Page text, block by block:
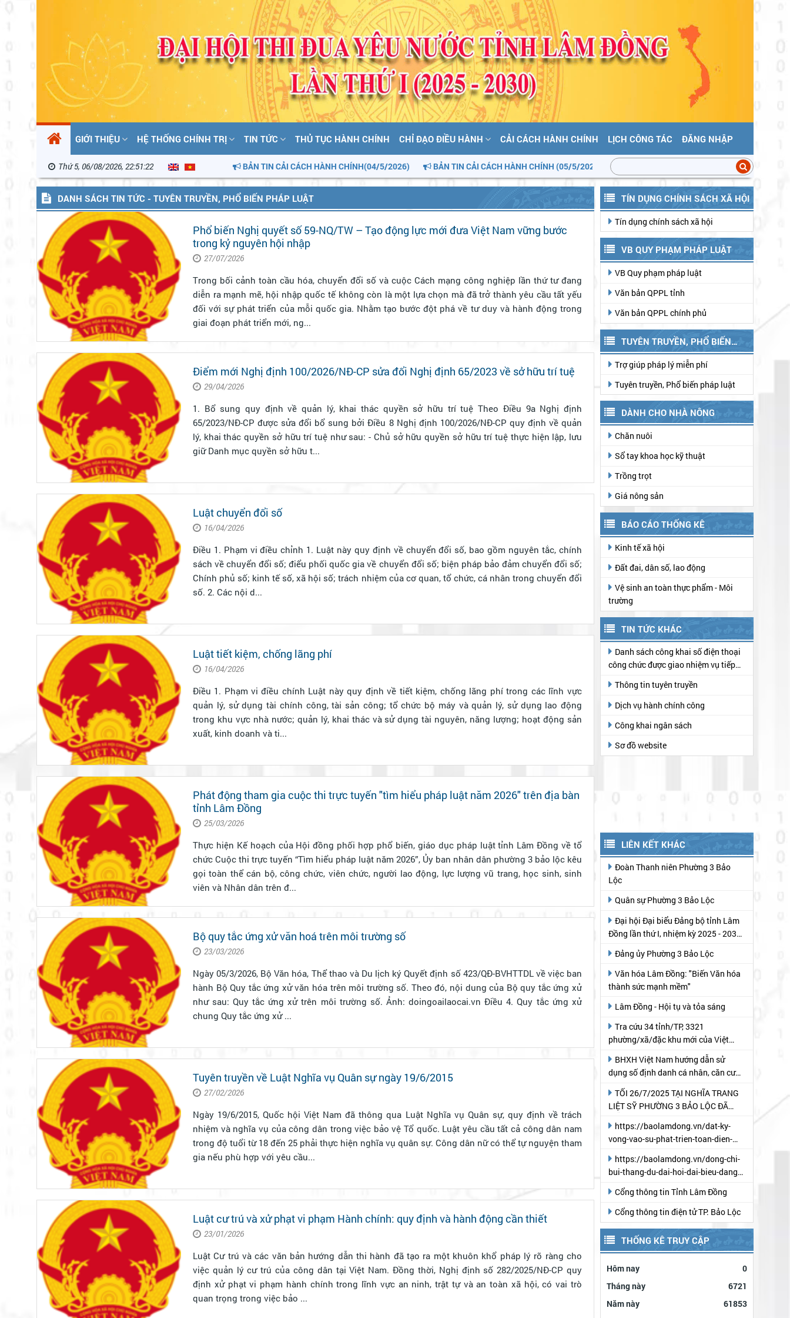
GIỚI THIỆU HỆ THỐNG CHÍNH TRỊ TIN TỨC THỦ TỤC HÀNH CHÍNH CHỈ ĐẠO ĐIỀU HÀNH CẢI CÁCH HÀNH CHÍNH LỊCH CÔNG TÁC ĐĂNG NHẬP
Thứ 5, 06/08/2026, 22:51:23 BẢN TIN CẢI CÁCH HÀNH CHÍNH(04/5/2026) BẢN TIN CẢI CÁCH HÀNH CHÍNH (05/5/2026) Lâm Đồng ban hành Quyết định phân loại đơn vị hành
DANH SÁCH TIN TỨC - TUYÊN TRUYỀN, PHỔ BIẾN PHÁP LUẬT
Phổ biến Nghị quyết số 59-NQ/TW – Tạo động lực mới đưa Việt Nam vững bước
trong kỷ nguyên hội nhập
27/07/2026
Trong bối cảnh toàn cầu hóa, chuyển đổi số và cuộc Cách mạng công nghiệp lần thứ tư đang
diễn ra mạnh mẽ, hội nhập quốc tế không còn là một lựa chọn mà đã trở thành yêu cầu tất yếu
đối với sự phát triển của mỗi quốc gia. Nhằm tạo bước đột phá về tư duy và hành động trong
giai đoạn phát triển mới, ng...
Điểm mới Nghị định 100/2026/NĐ-CP sửa đổi Nghị định 65/2023 về sở hữu trí tuệ
29/04/2026
1. Bổ sung quy định về quản lý, khai thác quyền sở hữu trí tuệ Theo Điều 9a Nghị định
65/2023/NĐ-CP được sửa đổi bổ sung bởi Điều 8 Nghị định 100/2026/NĐ-CP quy định về quản
lý, khai thác quyền sở hữu trí tuệ như sau: - Chủ sở hữu quyền sở hữu trí tuệ thực hiện lập, lưu
giữ Danh mục quyền sở hữu t...
Luật chuyển đổi số
16/04/2026
Điều 1. Phạm vi điều chỉnh 1. Luật này quy định về chuyển đổi số, bao gồm nguyên tắc, chính
sách về chuyển đổi số; điểu phối quốc gia về chuyển đổi số; biện pháp bảo đảm chuyển đổi số;
Chính phủ số; kinh tế số, xã hội số; trách nhiệm của cơ quan, tổ chức, cá nhân trong chuyển đổi
số. 2. Các nội d...
Luật tiết kiệm, chống lãng phí
16/04/2026
Điều 1. Phạm vi điều chính Luật này quy định về tiết kiệm, chống lãng phí trong các lĩnh vực
quản lý, sử dụng tài chính công, tài sản công; tổ chức bộ máy và quản lý, sử dụng lao động
trong khu vực nhà nước; quản lý, khai thác và sử dụng tài nguyên, năng lượng; hoạt động sản
xuất, kinh doanh và ti...
Phát động tham gia cuộc thi trực tuyến "tìm hiểu pháp luật năm 2026" trên địa bàn
tỉnh Lâm Đồng
25/03/2026
Thực hiện Kế hoạch của Hội đồng phối hợp phổ biến, giáo dục pháp luật tỉnh Lâm Đồng về tổ
chức Cuộc thi trực tuyến “Tìm hiểu pháp luật năm 2026”, Ủy ban nhân dân phường 3 bảo lộc kêu
gọi toàn thể cán bộ, công chức, viên chức, người lao động, lực lượng vũ trang, học sinh, sinh
viên và Nhân dân trên đ...
Bộ quy tắc ứng xử văn hoá trên môi trường số
23/03/2026
Ngày 05/3/2026, Bộ Văn hóa, Thể thao và Du lịch ký Quyết định số 423/QĐ-BVHTTDL về việc ban
hành Bộ Quy tắc ứng xử văn hóa trên môi trường số. Theo đó, nội dung của Bộ quy tắc ứng xử
như sau: Quy tắc ứng xử trên môi trường số. Ảnh: doingoailaocai.vn Điều 4. Quy tắc ứng xử
chung Quy tắc ứng xử ...
Tuyên truyền về Luật Nghĩa vụ Quân sự ngày 19/6/2015
27/02/2026
Ngày 19/6/2015, Quốc hội Việt Nam đã thông qua Luật Nghĩa vụ Quân sự, quy định về trách
nhiệm và nghĩa vụ của công dân trong việc bảo vệ Tổ quốc. Luật yêu cầu tất cả công dân nam
trong độ tuổi từ 18 đến 25 phải thực hiện nghĩa vụ quân sự. Công dân nữ có thể tự nguyện tham
gia nếu phù hợp với yêu cầu...
Luật cư trú và xử phạt vi phạm Hành chính: quy định và hành động cần thiết
23/01/2026
Luật Cư trú và các văn bản hướng dẫn thi hành đã tạo ra một khuôn khổ pháp lý rõ ràng cho
việc quản lý cư trú của công dân tại Việt Nam. Đồng thời, Nghị định số 282/2025/NĐ-CP quy
định xử phạt vi phạm hành chính trong lĩnh vực an ninh, trật tự và an toàn xã hội, có vai trò
quan trọng trong việc bảo ...
TÍN DỤNG CHÍNH SÁCH XÃ HỘI
Tín dụng chính sách xã hội
VB QUY PHẠM PHÁP LUẬT
VB Quy phạm pháp luật
Văn bản QPPL tỉnh
Văn bản QPPL chính phủ
TUYÊN TRUYỀN, PHỔ BIẾN
PHÁP LUẬT
Trợ giúp pháp lý miễn phí
Tuyên truyền, Phổ biến pháp luật
DÀNH CHO NHÀ NÔNG
Chăn nuôi
Sổ tay khoa học kỹ thuật
Trồng trọt
Giá nông sản
BÁO CÁO THỐNG KÊ
Kinh tế xã hội
Đất đai, dân số, lao động
Vệ sinh an toàn thực phẩm - Môi
trường
TIN TỨC KHÁC
công chức được giao nhiệm vụ tiếp
chính tại Trung tâm Phục vụ hành
chính công
Thông tin tuyên truyền
Dịch vụ hành chính công
Công khai ngân sách
Sơ đồ website
LIÊN KẾT KHÁC
Đoàn Thanh niên Phường 3 Bảo
Quân sự Phường 3 Bảo Lộc
Đại hội Đại biểu Đảng bộ tỉnh Lâm
(theo Báo Lâm Đồng)
Đảng ủy Phường 3 Bảo Lộc
Văn hóa Lâm Đồng: "Biến Văn hóa
thành sức mạnh mềm"
Lâm Đồng - Hội tụ và tỏa sáng
phường/xã/đặc khu mới của Việt